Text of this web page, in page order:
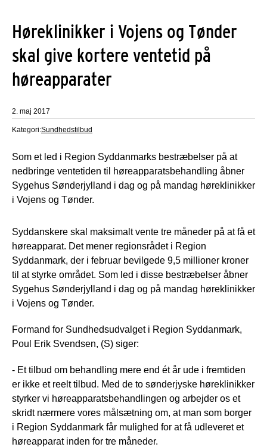
Høreklinikker i Vojens og Tønder
skal give kortere ventetid på
høreapparater
2. maj 2017
Kategori:Sundhedstilbud
Som et led i Region Syddanmarks bestræbelser på at
nedbringe ventetiden til høreapparatsbehandling åbner
Sygehus Sønderjylland i dag og på mandag høreklinikker
i Vojens og Tønder.
Syddanskere skal maksimalt vente tre måneder på at få et
høreapparat. Det mener regionsrådet i Region
Syddanmark, der i februar bevilgede 9,5 millioner kroner
til at styrke området. Som led i disse bestræbelser åbner
Sygehus Sønderjylland i dag og på mandag høreklinikker
i Vojens og Tønder.
Formand for Sundhedsudvalget i Region Syddanmark,
Poul Erik Svendsen, (S) siger:
- Et tilbud om behandling mere end ét år ude i fremtiden
er ikke et reelt tilbud. Med de to sønderjyske høreklinikker
styrker vi høreapparatsbehandlingen og arbejder os et
skridt nærmere vores målsætning om, at man som borger
i Region Syddanmark får mulighed for at få udleveret et
høreapparat inden for tre måneder.